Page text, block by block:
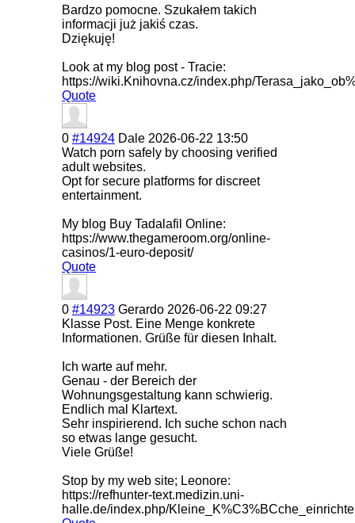
Bardzo pomocne. Szukałem takich
informacji już jakiś czas.
Dziękuję!
Look at my blog post - Tracie:
https://wiki.Knihovna.cz/index.php/
Quote
0 #14924 Dale 2026-06-22 13:50
Watch porn safely by choosing verified
adult websites.
Opt for secure platforms for discreet
entertainment.
My blog Buy Tadalafil Online:
https://www.thegameroom.org/online-
casinos/1-euro-deposit/
Quote
0 #14923 Gerardo 2026-06-22 09:27
Klasse Post. Eine Menge konkrete
Informationen. Grüße für diesen Inhalt.
Ich warte auf mehr.
Genau - der Bereich der
Wohnungsgestaltung kann schwierig.
Endlich mal Klartext.
Sehr inspirierend. Ich suche schon nach
so etwas lange gesucht.
Viele Grüße!
Stop by my web site; Leonore:
https://refhunter-text.medizin.uni-
halle.de/index.php/